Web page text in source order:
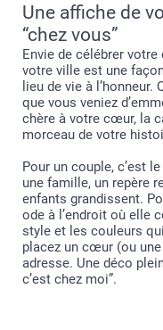
Une affiche de
“chez vous”
Envie de célébrer
votre ville est une
lieu de vie à
que vous veniez
chère à votre cœur, la
morceau de votre
Pour un couple, c’est
une famille, un repère
enfants grandissent.
ode à l’endroit où elle
style et les couleurs
placez un cœur (ou
adresse. Une déco
c’est chez moi”.